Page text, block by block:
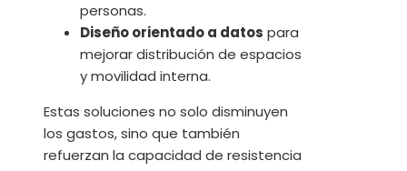
personas.
Diseño orientado a datos para
mejorar distribución de espacios
y movilidad interna.
Estas soluciones no solo disminuyen
los gastos, sino que también
refuerzan la capacidad de resistencia